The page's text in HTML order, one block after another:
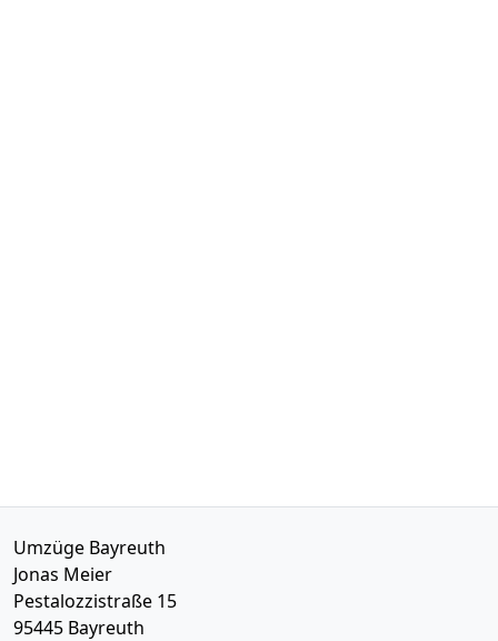
Umzüge Bayreuth
Jonas Meier
Pestalozzistraße 15
95445 Bayreuth